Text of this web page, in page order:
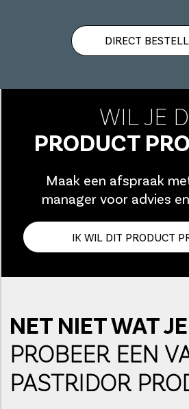
DIRECT
WIL JE
PRODUCT
Maak een afspraak
manager voor advies
IK WIL DIT PRODUCT
NET NIET WAT
PROBEER EEN
PASTRIDOR